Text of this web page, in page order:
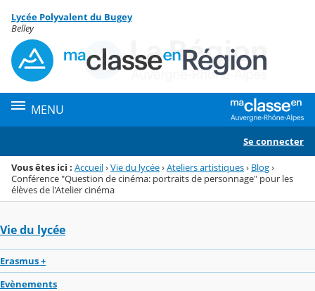
Menu de la rubrique
Contenu
Lycée Polyvalent du Bugey
Belley
MENU
Se connecter
Vous êtes ici : Accueil›Vie du lycée›Ateliers artistiques› Blog›
Conférence "Question de cinéma: portraits de personnage" pour les
élèves de l'Atelier cinéma
Vie du lycée
Erasmus +
Evènements